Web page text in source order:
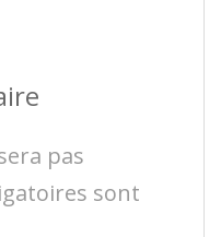
pas
sont